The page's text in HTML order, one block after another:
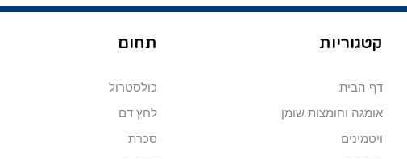
קטגוריות
דף הבית
אומגה וחומצות שומן
ויטמינים
תחום
כולסטרול
לחץ דם
סכרת